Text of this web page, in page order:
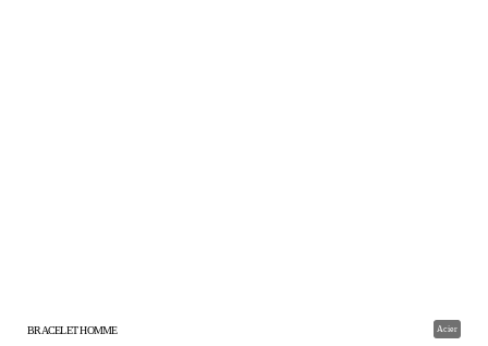
Acier
BRACELET HOMME